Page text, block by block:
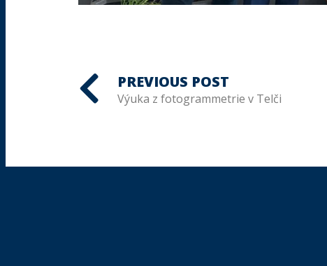
PREVIOUS POST
Výuka z fotogrammetrie v Telči